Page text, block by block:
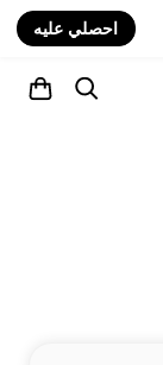
احصلي عليه